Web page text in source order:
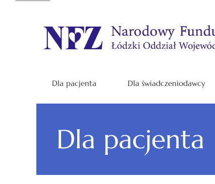
Dla pacjenta Dla świadczeniodawcy
Dla pacjenta